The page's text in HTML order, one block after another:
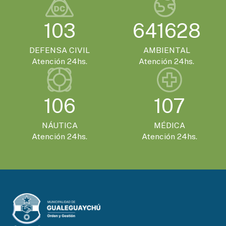
VIERNES 13 DE NOVIEMBRE - 14:00HS.
Gualeguaychú confirmó que será la sede
de la Expo Moto 2026
EVENTOS TURISTICOS
SÁBADO 21 DE NOVIEMBRE - 20:00HS.
El Encuentro Batuque celebra su 4ª edición
en Gualeguaychú
103
DEFENSA CIVIL
Atención 24hs.
641628
AMBIENTAL
Atención 24hs.
106
NÁUTICA
Atención 24hs.
107
MÉDICA
Atención 24hs.